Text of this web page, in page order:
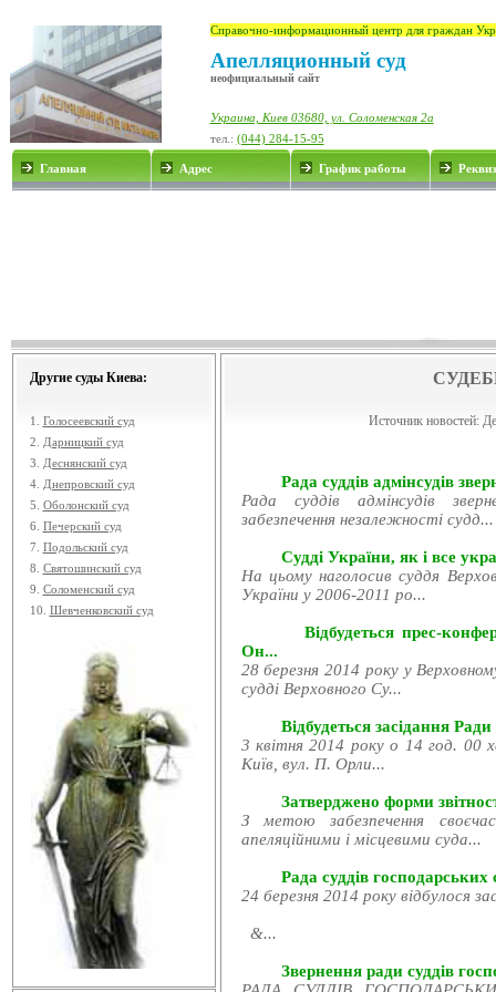
Справочно-информационный центр для граждан
Апелляционный суд
неофициальный сайт
Украина, Киев 03680, ул. Соломенская 2а
тел.: (044) 284-15-95
Главная Адрес График работы
Другие суды Киева:
1. Голосеевский суд
2.
Дарницкий суд
3.
Деснянский суд
4. Днепровский суд
5. Оболонский суд
6. Печерский суд
7. Подольский суд
8. Святошинский суд
9. Соломенский суд
10. Шевченковский суд
Источник новостей:
Рада суддів адмінсудів
Рада суддів адмінсудів
забезпечення незалежності судд...
Судді України, як і все
На цьому наголосив суддя
України у 2006-2011 ро...
Відбудеться прес-
Он...
28 березня 2014 року у
судді Верховного Су...
Відбудеться засідання
3 квітня 2014 року о 14 год. 00
Київ, вул. П. Орли...
Затверджено форми
З метою забезпечення
апеляційними і місцевими суда...
Рада суддів господарських
24 березня 2014 року відбулося
&...
Звернення ради суддів